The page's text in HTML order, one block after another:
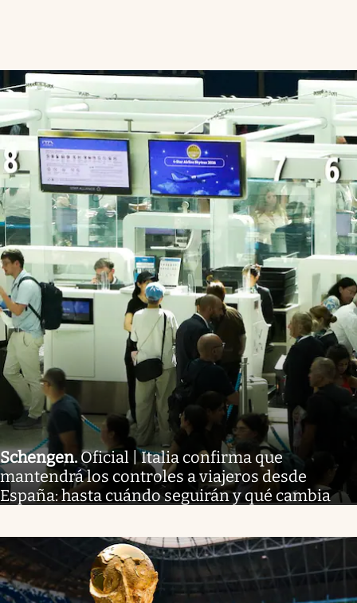
Schengen. Oficial | Italia confirma que
mantendrá los controles a viajeros desde
España: hasta cuándo seguirán y qué cambia